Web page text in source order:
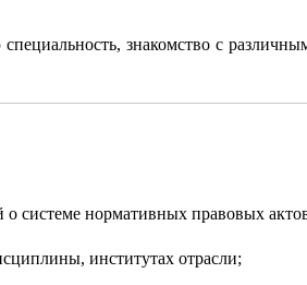
знакомство с
нормативных правовых
институтах отрасли;